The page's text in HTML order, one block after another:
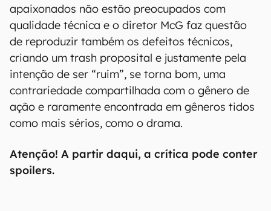
apaixonados não estão preocupados com
qualidade técnica e o diretor McG faz questão
de reproduzir também os defeitos técnicos,
criando um trash proposital e justamente pela
intenção de ser “ruim”, se torna bom, uma
contrariedade compartilhada com o gênero de
ação e raramente encontrada em gêneros tidos
como mais sérios, como o drama.
Atenção! A partir daqui, a crítica pode conter
spoilers.